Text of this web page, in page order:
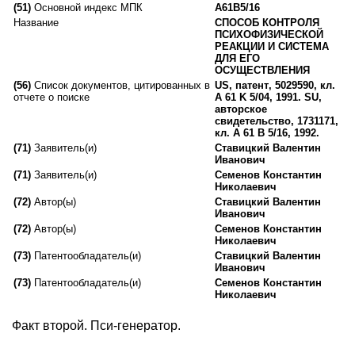
(51) Основной индекс МПК
A61B5/16
Название
СПОСОБ КОНТРОЛЯ
ПСИХОФИЗИЧЕСКОЙ
РЕАКЦИИ И СИСТЕМА
ДЛЯ ЕГО
ОСУЩЕСТВЛЕНИЯ
(56) Список документов, цитированных в
отчете о поиске
US, патент, 5029590, кл.
A 61 K 5/04, 1991. SU,
авторское
свидетельство, 1731171,
кл. A 61 B 5/16, 1992.
(71) Заявитель(и)
Ставицкий Валентин
Иванович
(71) Заявитель(и)
Семенов Константин
Николаевич
(72) Автор(ы)
Ставицкий Валентин
Иванович
(72) Автор(ы)
Семенов Константин
Николаевич
(73) Патентообладатель(и) Ставицкий Валентин
Иванович
(73) Патентообладатель(и)
Семенов Константин
Николаевич
Факт второй. Пси-генератор.